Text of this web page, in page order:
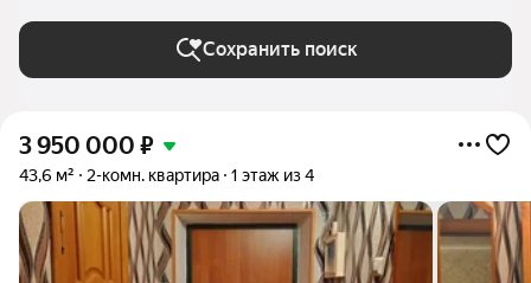
Сохранить поиск
3 950 000 ₽
43,6 м² 2-комн. квартира 1 этаж из 4